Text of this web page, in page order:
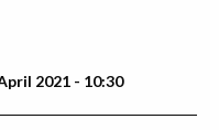
2021 - 10:30